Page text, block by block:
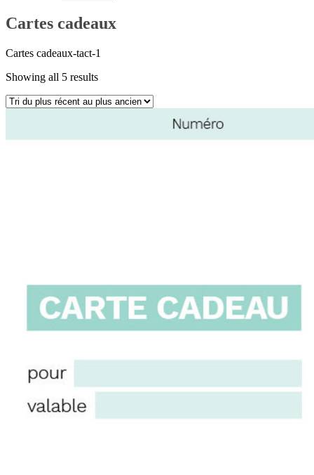
Cartes cadeaux
Cartes cadeaux-tact-1
Showing all 5 results